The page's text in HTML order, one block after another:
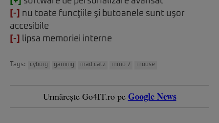
[-]
nu toate funcţiile şi butoanele sunt uşor
accesibile
[-]
lipsa memoriei interne
Tags: cyborg gaming mad catz mmo 7 mouse
Urmărește Go4IT.ro pe Google News